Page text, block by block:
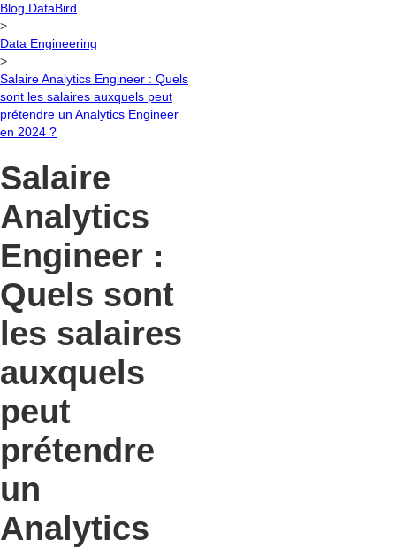
Blog DataBird
>
Data Engineering
>
Salaire Analytics Engineer : Quels
sont les salaires auxquels peut
prétendre un Analytics Engineer
en 2024 ?
Salaire
Analytics
Engineer :
Quels sont
les salaires
auxquels
peut
prétendre
un
Analytics